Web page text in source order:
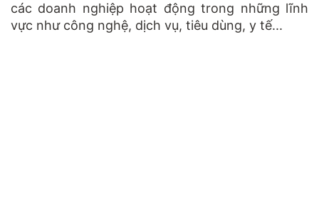
các doanh nghiệp hoạt động trong những lĩnh
vực như công nghệ, dịch vụ, tiêu dùng, y tế...